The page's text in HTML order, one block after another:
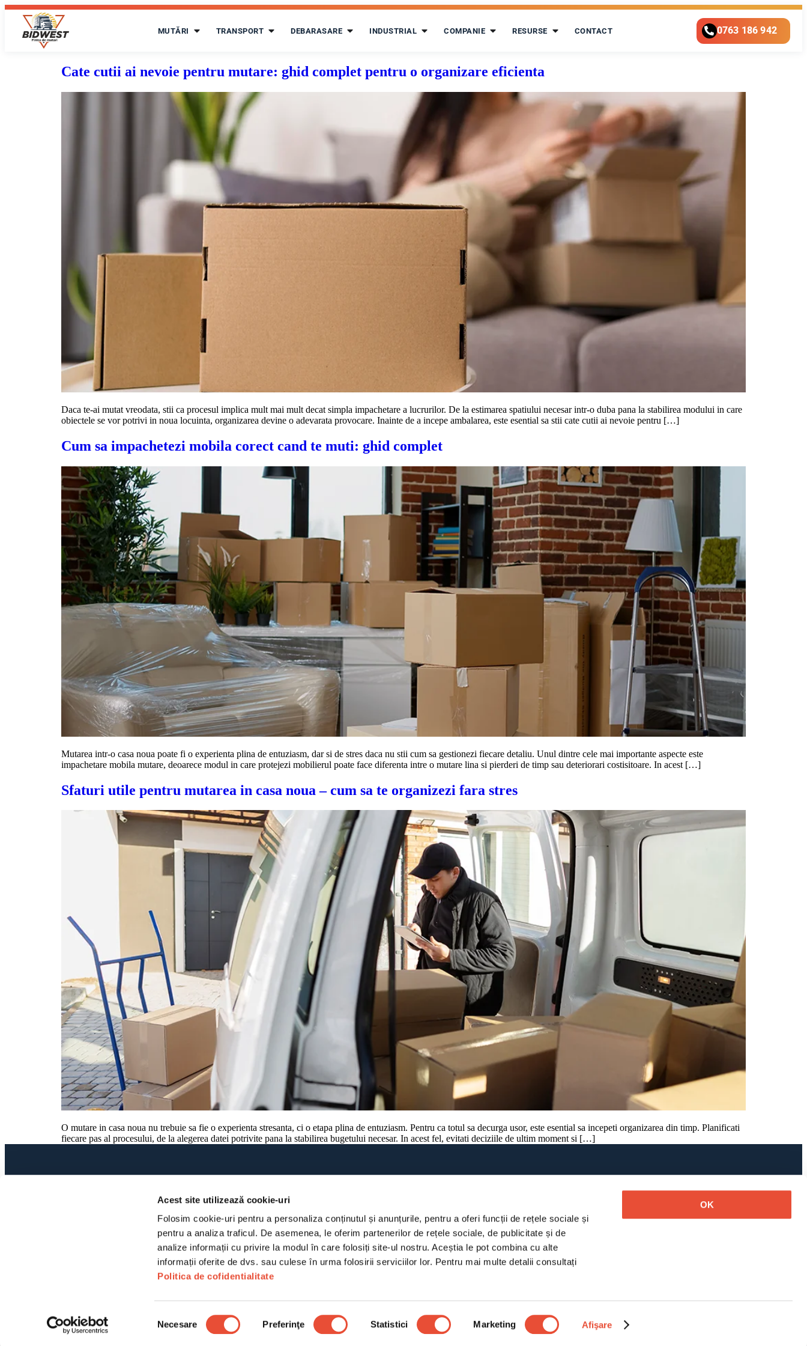
Acest site utilizează cookie-uri
Folosim cookie-uri pentru a personaliza conținutul și anunțurile, pentru a oferi funcții de rețele sociale și
pentru a analiza traficul. De asemenea, le oferim partenerilor de rețele sociale, de publicitate și de
analize informații cu privire la modul în care folosiți site-ul nostru. Aceștia le pot combina cu alte
Politica de cofidentialitate
consimțământului
Necesare Preferinţe Statistici Marketing Afişare
OK
MUTĂRI TRANSPORT DEBARASARE INDUSTRIAL COMPANIE RESURSE CONTACT 0763 186 942
Cate cutii ai nevoie pentru mutare: ghid complet pentru o organizare eficienta
Daca te-ai mutat vreodata, stii ca procesul implica mult mai mult decat simpla impachetare a lucrurilor. De la estimarea spatiului necesar intr-o duba pana la stabilirea modului in care
obiectele se vor potrivi in noua locuinta, organizarea devine o adevarata provocare. Inainte de a incepe ambalarea, este esential sa stii cate cutii ai nevoie pentru […]
Cum sa impachetezi mobila corect cand te muti: ghid complet
Mutarea intr-o casa noua poate fi o experienta plina de entuziasm, dar si de stres daca nu stii cum sa gestionezi fiecare detaliu. Unul dintre cele mai importante aspecte este
impachetare mobila mutare, deoarece modul in care protejezi mobilierul poate face diferenta intre o mutare lina si pierderi de timp sau deteriorari costisitoare. In acest […]
Sfaturi utile pentru mutarea in casa noua – cum sa te organizezi fara stres
O mutare in casa noua nu trebuie sa fie o experienta stresanta, ci o etapa plina de entuziasm. Pentru ca totul sa decurga usor, este esential sa incepeti organizarea din timp. Planificati
fiecare pas al procesului, de la alegerea datei potrivite pana la stabilirea bugetului necesar. In acest fel, evitati deciziile de ultim moment si […]
Servicii mutări București
Mutări rezidențiale
Mutări mobilă București
Mutări firme și birouri
Mutări internaționale
Mutări obiecte mari
Transport marfă
Transport cu macara auto
Relocări industriale
Relocare stoc de marfă
Portofoliu
Prețuri
Blog
© 2026 BIDWEST CONCEPT S.R.L. Politica de confidențialitatePolitica cookiesTermeni și condiții